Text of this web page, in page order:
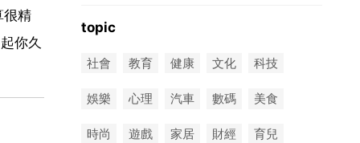
很精
你久
topic
社會 教育 健康 文化 科技
娛樂 心理 汽車 數碼 美食
時尚 遊戲 家居 財經 育兒